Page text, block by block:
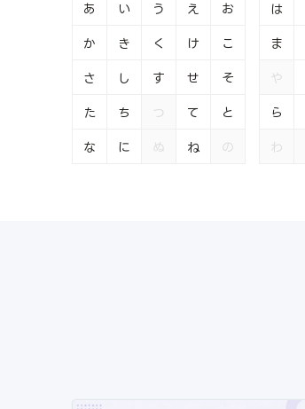
あ い う え お
か き く け こ
さ し す せ そ
た ち つ て と
な に ぬ ね の
は
ま
や
ら
わ